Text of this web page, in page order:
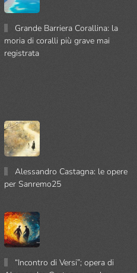
Grande Barriera Corallina: la
moria di coralli più grave mai
registrata
Alessandro Castagna: le opere
per Sanremo25
“Incontro di Versi”; opera di